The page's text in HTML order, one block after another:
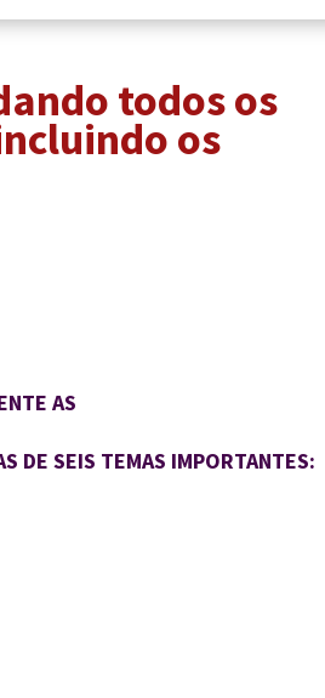
todos os
os
AS
DE SEIS TEMAS IMPORTANTES: